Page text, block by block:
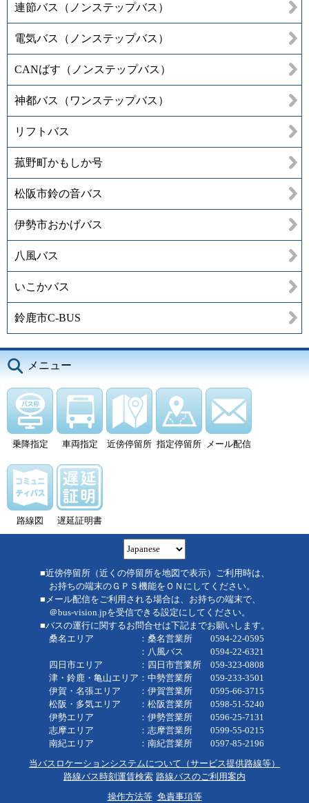
連節バス（ノンステップバス）
電気バス（ノンステップバス）
CANばす（ノンステップバス）
神都バス（ワンステップバス）
リフトバス
菰野町かもしか号
松阪市鈴の音バス
伊勢市おかげバス
八風バス
いこかバス
鈴鹿市C-BUS
メニュー
乗降指定 車両指定 近傍停留所 指定停留所 メール配信
路線図 遅延証明書
■近傍停留所（近くの停留所を地図で表示）ご利用時は、
お持ちの端末のＧＰＳ機能をＯＮにしてください。
■メール配信をご利用される場合は、お持ちの端末で、
＠bus-vision.jpを受信できる設定にしてください。
■バスの運行に関するお問合せは下記までお願いします。
桑名エリア ：桑名営業所 0594-22-0595
：八風バス 0594-22-6321
四日市エリア ：四日市営業所 059-323-0808
津・鈴鹿・亀山エリア：中勢営業所 059-233-3501
伊賀・名張エリア ：伊賀営業所 0595-66-3715
松阪・多気エリア ：松阪営業所 0598-51-5240
伊勢エリア ：伊勢営業所 0596-25-7131
志摩エリア ：志摩営業所 0599-55-0215
南紀エリア ：南紀営業所 0597-85-2196
当バスロケーションシステムについて（サービス提供路線等）
路線バス時刻運賃検索 路線バスのご利用案内
操作方法等 免責事項等